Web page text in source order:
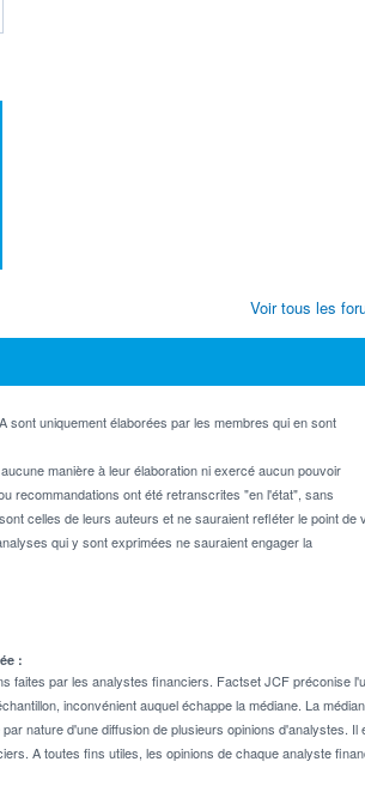
uniquement élaborées par les membres qui en sont
manière à leur élaboration ni exercé aucun pouvoir
recommandations ont été retranscrites "en l'état", sans
celles de leurs auteurs et ne sauraient refléter le point de
qui y sont exprimées ne sauraient engager la
Voir tous les
:
par les analystes financiers. Factset JCF préconise
inconvénient auquel échappe la médiane. La
nature d'une diffusion de plusieurs opinions d'analystes.
A toutes fins utiles, les opinions de chaque analyste